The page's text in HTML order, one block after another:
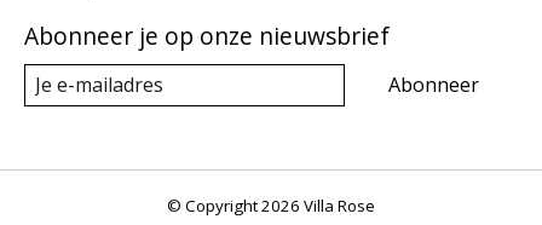
Abonneer je op onze nieuwsbrief
Abonneer
© Copyright 2026 Villa Rose